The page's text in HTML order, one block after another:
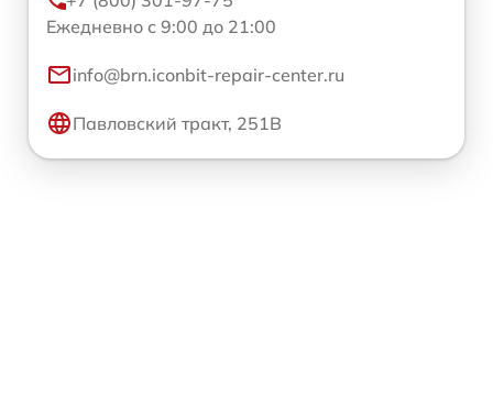
Ежедневно с 9:00 до 21:00
info@brn.iconbit-repair-center.ru
Павловский тракт, 251В